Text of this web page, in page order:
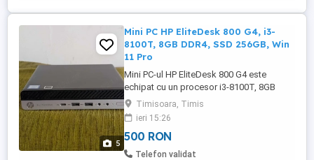
Perfect ...
5
Mini PC HP EliteDesk 800 G4, i3-
8100T, 8GB DDR4, SSD 256GB, Win
11 Pro
Mini PC-ul HP EliteDesk 800 G4 este
echipat cu un procesor i3-8100T, 8GB
memorie DDR4 și un SSD de 256GB, Wi-fi,
rulează pe Windows 11 Pro. Un sistem
compact și performant, ideal pentru
diverse activități de birou sau acasă. Vine
insotit de alimentator, windows cu licenta,
Timisoara, Timis
ieri 15:26
500 RON
Telefon validat